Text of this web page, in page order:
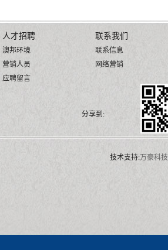
分享到:
人才招聘
澳邦环境
营销人员
应聘留言
联系我们
联系信息
网络营销
技术支持:万豪科技